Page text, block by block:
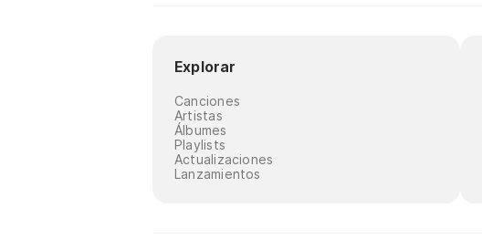
Explorar
Canciones
Artistas
Álbumes
Playlists
Actualizaciones
Lanzamientos